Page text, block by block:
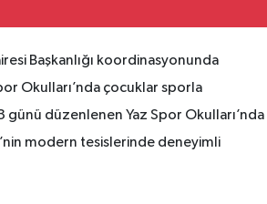
Başkanlığı koordinasyonunda
Okulları’nda çocuklar sporla
günü düzenlenen Yaz Spor Okulları’nda
modern tesislerinde deneyimli